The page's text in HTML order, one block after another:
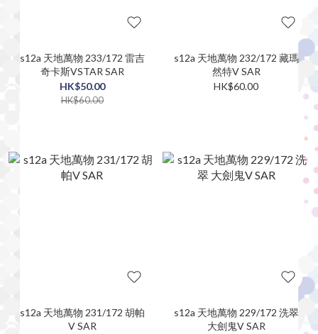
s12a 天地萬物 233/172 雷吉
奇卡斯VSTAR SAR
HK$50.00
HK$60.00
s12a 天地萬物 232/172 藏瑪
然特V SAR
HK$60.00
s12a 天地萬物 231/172 胡帕
V SAR
s12a 天地萬物 229/172 洗翠
大劍鬼V SAR